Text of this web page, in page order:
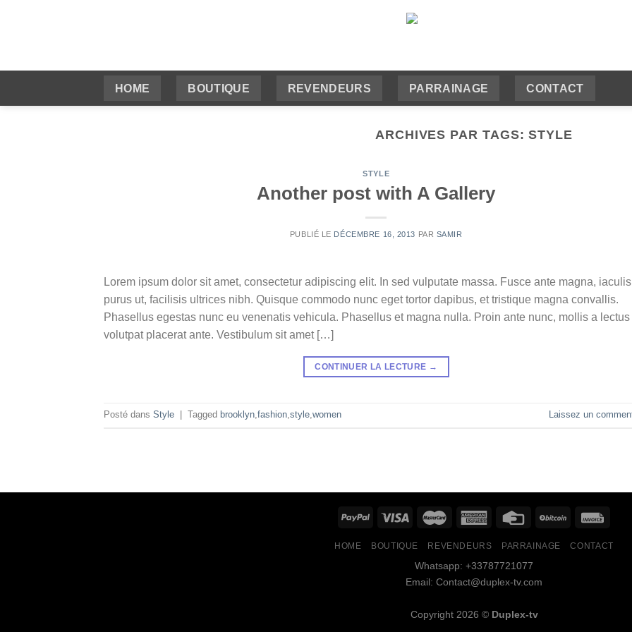
HOME BOUTIQUE REVENDEURS PARRAINAGE CONTACT
ARCHIVES PAR TAGS:STYLE
STYLE
Another post with A Gallery
PUBLIÉ LE DÉCEMBRE 16, 2013 PAR SAMIR
Lorem ipsum dolor sit amet, consectetur adipiscing elit. In sed vulputate massa. Fusce ante magna,
purus ut, facilisis ultrices nibh. Quisque commodo nunc eget tortor dapibus, et tristique magna convallis.
Phasellus egestas nunc eu venenatis vehicula. Phasellus et magna nulla. Proin ante nunc, mollis a lectus
volutpat placerat ante. Vestibulum sit amet […]
CONTINUER LA LECTURE →
Posté dans Style Tagged brooklyn,fashion,style,women Laissez un
HOME BOUTIQUE REVENDEURS PARRAINAGE CONTACT
Whatsapp: +33787721077
Email: Contact@duplex-tv.com
Copyright 2026 © Duplex-tv